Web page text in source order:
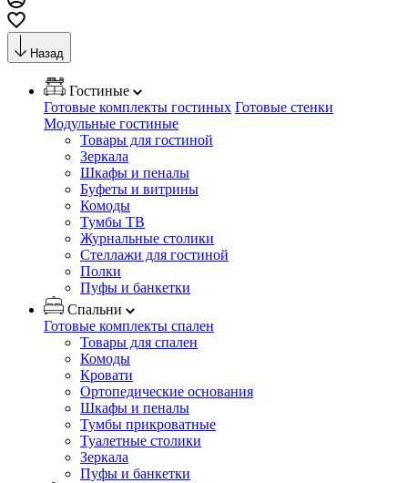
Назад
Гостиные
Готовые комплекты гостиных Готовые стенки
Модульные гостиные
Товары для гостиной
Зеркала
Шкафы и пеналы
Буфеты и витрины
Комоды
Тумбы ТВ
Журнальные столики
Стеллажи для гостиной
Полки
Пуфы и банкетки
Спальни
Готовые комплекты спален
Товары для спален
Комоды
Кровати
Ортопедические основания
Шкафы и пеналы
Тумбы прикроватные
Туалетные столики
Зеркала
Пуфы и банкетки